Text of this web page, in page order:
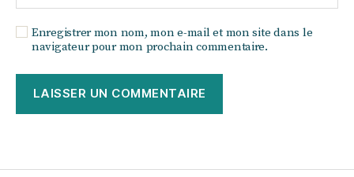
Enregistrer mon nom, mon e-mail et mon site dans le
navigateur pour mon prochain commentaire.